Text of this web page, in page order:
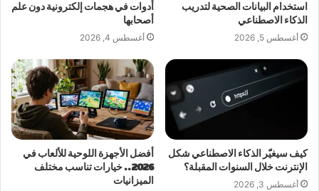
استخدام البيانات الصحية لتدريب
الذكاء الاصطناعي
أغسطس 5, 2026
أدوات في هجمات إلكترونية دون علم
أصحابها
أغسطس 4, 2026
كيف سيغيّر الذكاء الاصطناعي شكل
الإنترنت خلال السنوات المقبلة؟
أغسطس 3, 2026
أفضل الأجهزة اللوحية للألعاب في
2026.. خيارات تناسب مختلف
الميزانيات